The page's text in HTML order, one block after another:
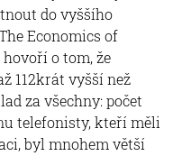
do vyššího
Economics of
o tom, že
112krát vyšší než
za všechny: počet
telefonisty, kteří měli
byl mnohem větší